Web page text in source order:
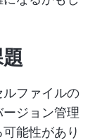
ファイルの
ジョン管理
能性があり